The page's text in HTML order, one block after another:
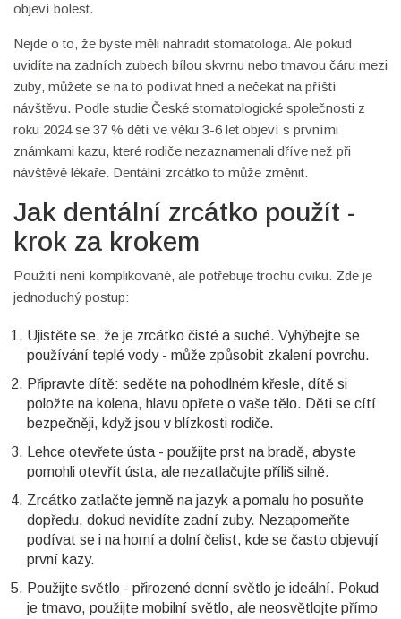
objeví bolest.
Nejde o to, že byste měli nahradit stomatologa. Ale pokud
uvidíte na zadních zubech bílou skvrnu nebo tmavou čáru mezi
zuby, můžete se na to podívat hned a nečekat na příští
návštěvu. Podle studie České stomatologické společnosti z
roku 2024 se 37 % dětí ve věku 3-6 let objeví s prvními
známkami kazu, které rodiče nezaznamenali dříve než při
návštěvě lékaře. Dentální zrcátko to může změnit.
Jak dentální zrcátko použít -
krok za krokem
Použití není komplikované, ale potřebuje trochu cviku. Zde je
jednoduchý postup:
Ujistěte se, že je zrcátko čisté a suché. Vyhýbejte se
používání teplé vody - může způsobit zkalení povrchu.
Připravte dítě: seděte na pohodlném křesle, dítě si
položte na kolena, hlavu opřete o vaše tělo. Děti se cítí
bezpečněji, když jsou v blízkosti rodiče.
Lehce otevřete ústa - použijte prst na bradě, abyste
pomohli otevřít ústa, ale nezatlačujte příliš silně.
Zrcátko zatlačte jemně na jazyk a pomalu ho posuňte
dopředu, dokud nevidíte zadní zuby. Nezapomeňte
podívat se i na horní a dolní čelist, kde se často objevují
první kazy.
Použijte světlo - přirozené denní světlo je ideální. Pokud
je tmavo, použijte mobilní světlo, ale neosvětlojte přímo